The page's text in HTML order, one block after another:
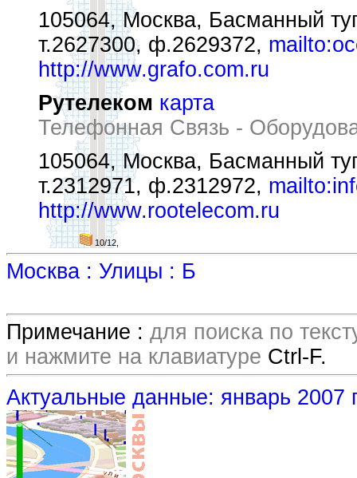
105064, Москва, Басманный
т.2627300, ф.2629372,
http://www.grafo.com.ru
Рутелеком карта
Телефонная Связь -
105064, Москва, Басманный
т.2312971, ф.2312972,
http://www.rootelecom.ru
10/12,
Москва : Улицы : Б
Примечание : для поиска по
и нажмите на клавиатуре Ctrl-F.
Актуальные данные: январь 2007